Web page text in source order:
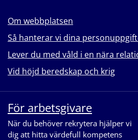
Om webbplatsen
Så hanterar vi dina
Lever du med våld i en nära
Vid höjd beredskap och krig
För arbetsgivare
När du behöver rekrytera hjälper vi
dig att hitta värdefull kompetens